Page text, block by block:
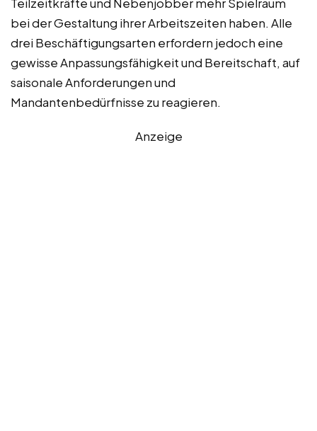
Teilzeitkräfte und Nebenjobber mehr Spielraum
bei der Gestaltung ihrer Arbeitszeiten haben. Alle
drei Beschäftigungsarten erfordern jedoch eine
gewisse Anpassungsfähigkeit und Bereitschaft, auf
saisonale Anforderungen und
Mandantenbedürfnisse zu reagieren.
Anzeige